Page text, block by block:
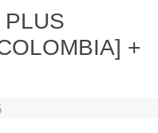
PLUS
+